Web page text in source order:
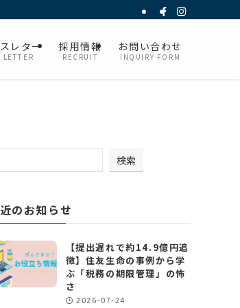
レター
LETTER
採用情報
RECRUIT
お問い合わせ
INQUIRY FORM
検索
のお知らせ
【提出遅れで約14.9億円追
徴】住友生命の事例から学
ぶ「税務の期限管理」の怖
さ
2026-07-24